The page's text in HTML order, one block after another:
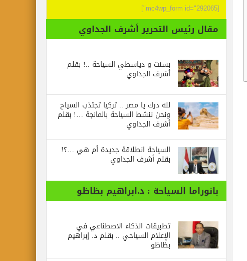
[mc4wp_form id="292065"]
مقال رئيس التحرير أشرف الجداوي
بسنت و دياسطي السياحة ..! بقلم
أشرف الجداوي
لله درك يا مصر .. تركيا تجتذب السياح
ونحن ننشط السياحة بالمانجة …! بقلم
أشرف الجداوي
السياحة انطلاقة جديدة أم هي …؟!
بقلم أشرف الجداوي
بانوراما السياحة : د.ابراهيم بظاظو
تطبيقات الذكاء الاصطناعي في
الإعلام السياحي .. بقلم د. إبراهيم
بظاظو